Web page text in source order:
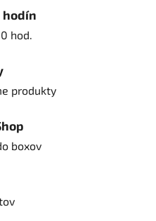
hodín
hod.
produkty
boxov